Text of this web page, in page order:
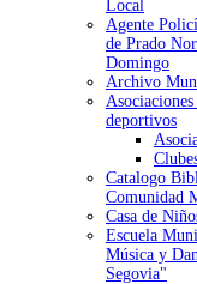
Local
Agente
de Prado
Domingo
Archivo
deportivos
Catalogo
Comunidad
Casa de
Escuela
Música y
Segovia"